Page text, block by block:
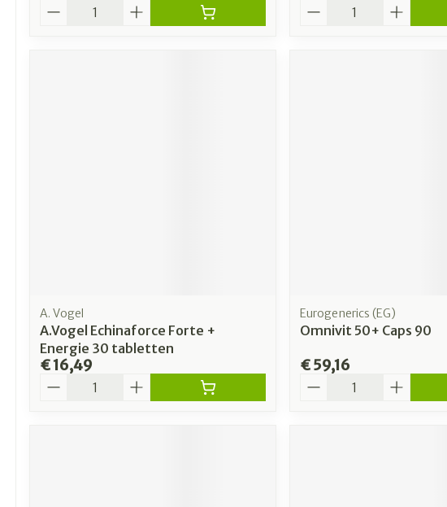
A. Vogel
A.Vogel Echinaforce Forte +
Energie 30 tabletten
€ 16,49
Eurogenerics (EG)
Omnivit 50+ Caps 90
€ 59,16